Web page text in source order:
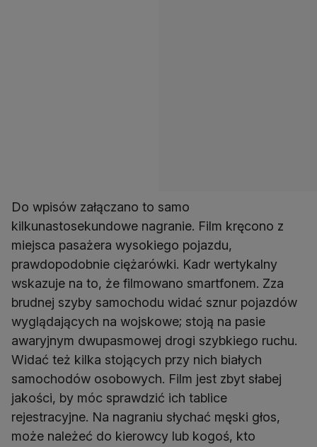
Do wpisów załączano to samo
kilkunastosekundowe nagranie. Film kręcono z
miejsca pasażera wysokiego pojazdu,
prawdopodobnie ciężarówki. Kadr wertykalny
wskazuje na to, że filmowano smartfonem. Zza
brudnej szyby samochodu widać sznur pojazdów
wyglądających na wojskowe; stoją na pasie
awaryjnym dwupasmowej drogi szybkiego ruchu.
Widać też kilka stojących przy nich białych
samochodów osobowych. Film jest zbyt słabej
jakości, by móc sprawdzić ich tablice
rejestracyjne. Na nagraniu słychać męski głos,
może należeć do kierowcy lub kogoś, kto